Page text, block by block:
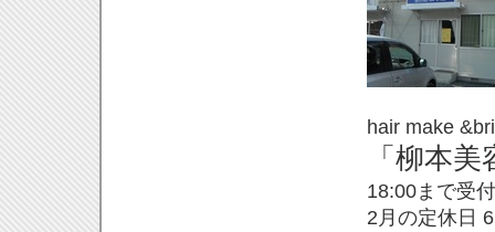
hair make
「柳本
18:00まで受付
2月の定休日